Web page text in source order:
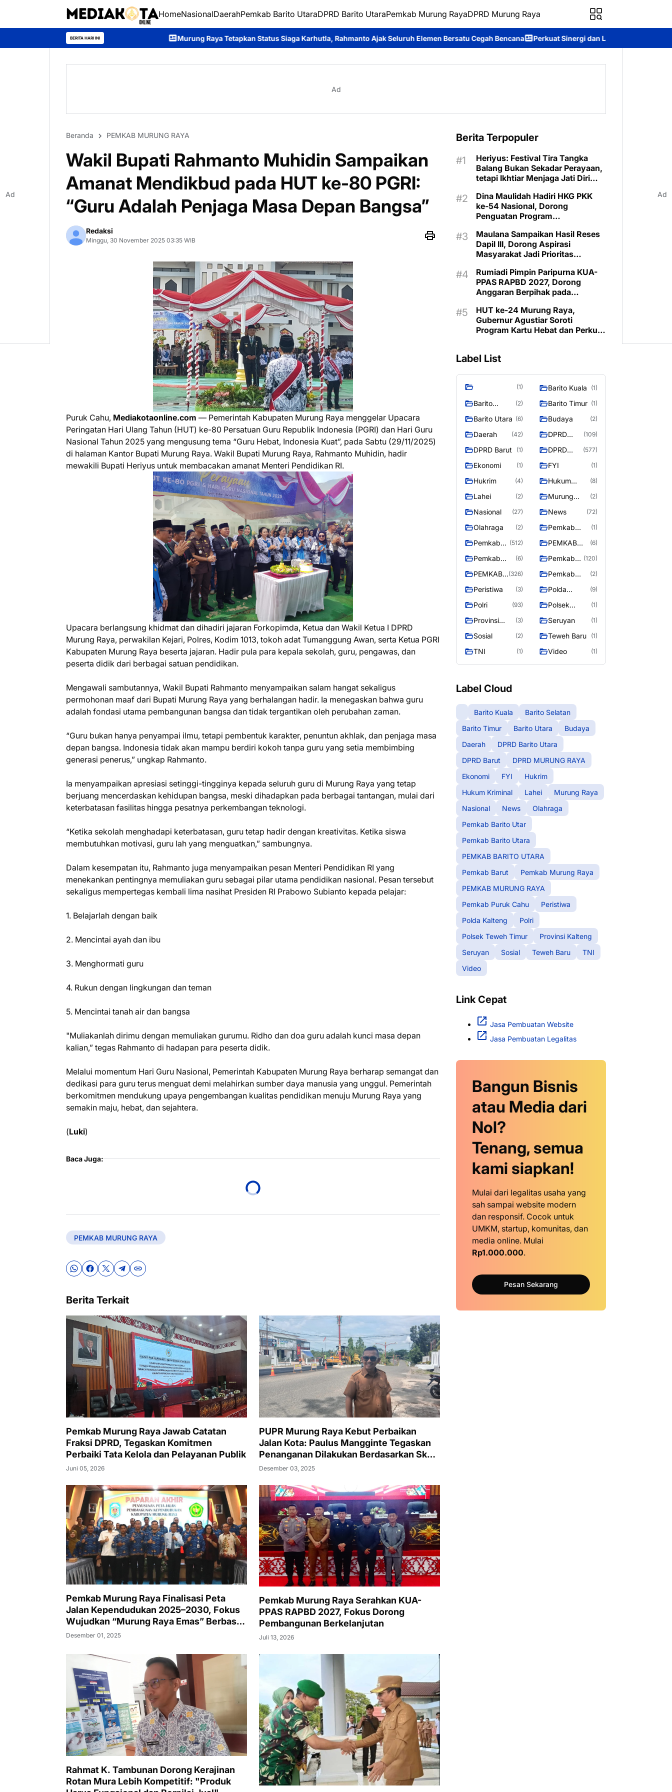
HomeNasionalDaerahPemkab Barito UtaraDPRD Barito UtaraPemkab Murung RayaDPRD Murung Raya
BERITA HARI INI
Murung Raya Tetapkan Status Siaga Karhutla, Rahmanto Ajak Seluruh Elemen Bersatu Cegah Bencana Perkuat Sinergi dan Layanan Digital, Kantah Murung Raya Hadiri
Ad
Beranda PEMKAB MURUNG RAYA
Wakil Bupati Rahmanto Muhidin Sampaikan
Amanat Mendikbud pada HUT ke-80 PGRI:
“Guru Adalah Penjaga Masa Depan Bangsa”
Redaksi
Minggu, 30 November 2025 03:35 WIB
Puruk Cahu, Mediakotaonline.com — Pemerintah Kabupaten Murung Raya menggelar Upacara
Peringatan Hari Ulang Tahun (HUT) ke-80 Persatuan Guru Republik Indonesia (PGRI) dan Hari Guru
Nasional Tahun 2025 yang mengusung tema “Guru Hebat, Indonesia Kuat”, pada Sabtu (29/11/2025)
di halaman Kantor Bupati Murung Raya. Wakil Bupati Murung Raya, Rahmanto Muhidin, hadir
mewakili Bupati Heriyus untuk membacakan amanat Menteri Pendidikan RI.
Upacara berlangsung khidmat dan dihadiri jajaran Forkopimda, Ketua dan Wakil Ketua I DPRD
Murung Raya, perwakilan Kejari, Polres, Kodim 1013, tokoh adat Tumanggung Awan, serta Ketua PGRI
Kabupaten Murung Raya beserta jajaran. Hadir pula para kepala sekolah, guru, pengawas, dan
peserta didik dari berbagai satuan pendidikan.
Mengawali sambutannya, Wakil Bupati Rahmanto menyampaikan salam hangat sekaligus
permohonan maaf dari Bupati Murung Raya yang berhalangan hadir. Ia menegaskan bahwa guru
adalah fondasi utama pembangunan bangsa dan tidak tergantikan oleh perubahan zaman.
“Guru bukan hanya penyampai ilmu, tetapi pembentuk karakter, penuntun akhlak, dan penjaga masa
depan bangsa. Indonesia tidak akan mampu berdiri kokoh tanpa guru yang setia membimbing
generasi penerus,” ungkap Rahmanto.
Ia menyampaikan apresiasi setinggi-tingginya kepada seluruh guru di Murung Raya yang tetap
berjuang mencerdaskan kehidupan bangsa, meski dihadapkan pada berbagai tantangan, mulai dari
keterbatasan fasilitas hingga pesatnya perkembangan teknologi.
“Ketika sekolah menghadapi keterbatasan, guru tetap hadir dengan kreativitas. Ketika siswa
membutuhkan motivasi, guru lah yang menguatkan,” sambungnya.
Dalam kesempatan itu, Rahmanto juga menyampaikan pesan Menteri Pendidikan RI yang
menekankan pentingnya memuliakan guru sebagai pilar utama pendidikan nasional. Pesan tersebut
sekaligus mempertegas kembali lima nasihat Presiden RI Prabowo Subianto kepada pelajar:
1. Belajarlah dengan baik
2. Mencintai ayah dan ibu
3. Menghormati guru
4. Rukun dengan lingkungan dan teman
5. Mencintai tanah air dan bangsa
"Muliakanlah dirimu dengan memuliakan gurumu. Ridho dan doa guru adalah kunci masa depan
kalian,” tegas Rahmanto di hadapan para peserta didik.
Melalui momentum Hari Guru Nasional, Pemerintah Kabupaten Murung Raya berharap semangat dan
dedikasi para guru terus menguat demi melahirkan sumber daya manusia yang unggul. Pemerintah
berkomitmen mendukung upaya pengembangan kualitas pendidikan menuju Murung Raya yang
semakin maju, hebat, dan sejahtera.
(Luki)
Baca Juga:
PEMKAB MURUNG RAYA
Berita Terkait
Pemkab Murung Raya Jawab Catatan
Fraksi DPRD, Tegaskan Komitmen
Perbaiki Tata Kelola dan Pelayanan Publik
Juni 05, 2026
PUPR Murung Raya Kebut Perbaikan
Jalan Kota: Paulus Mangginte Tegaskan
Penanganan Dilakukan Berdasarkan Skala
Prioritas
Desember 03, 2025
Pemkab Murung Raya Finalisasi Peta
Jalan Kependudukan 2025–2030, Fokus
Wujudkan “Murung Raya Emas” Berbasis
Data
Desember 01, 2025
Pemkab Murung Raya Serahkan KUA-
PPAS RAPBD 2027, Fokus Dorong
Pembangunan Berkelanjutan
Juli 13, 2026
Rahmat K. Tambunan Dorong Kerajinan
Rotan Mura Lebih Kompetitif: "Produk
Berita Terpopuler
Heriyus: Festival Tira Tangka
Balang Bukan Sekadar Perayaan,
tetapi Ikhtiar Menjaga Jati Diri
Dina Maulidah Hadiri HKG PKK
ke-54 Nasional, Dorong
Penguatan Program
Murung Raya
Maulana Sampaikan Hasil Reses
Dapil III, Dorong Aspirasi
Masyarakat Jadi Prioritas
Rumiadi Pimpin Paripurna KUA-
PPAS RAPBD 2027, Dorong
Anggaran Berpihak pada
HUT ke-24 Murung Raya,
Gubernur Agustiar Soroti
Program Kartu Hebat dan Perkuat
Label List
(1) Barito Kuala (1)
Barito
(2) Barito Timur (1)
Barito Utara (6) Budaya (2)
Daerah (42)
DPRD
Utara
(109)
DPRD Barut (1)
DPRD
RAYA
(577)
Ekonomi (1) FYI (1)
Hukrim (4)
Hukum
(8)
Lahei (2)
Murung
(2)
Nasional (27) News (72)
Olahraga (2)
Pemkab
(1)
Pemkab
Utara
(512)
PEMKAB
UTARA
(6)
Pemkab
(6)
Pemkab
Raya
(120)
PEMKAB
RAYA
(326)
Pemkab
(2)
Peristiwa (3)
Polda
(9)
Polri (93)
Polsek
(1)
Provinsi
(3) Seruyan (1)
Sosial (2) Teweh Baru (1)
TNI (1) Video (1)
Label Cloud
Barito Kuala
Barito Selatan
Barito Timur
Barito Utara
Budaya
Daerah
DPRD Barito Utara
DPRD Barut
DPRD MURUNG RAYA
Ekonomi
FYI
Hukrim
Hukum Kriminal
Lahei
Murung Raya
Nasional
News
Olahraga
Pemkab Barito Utar
Pemkab Barito Utara
PEMKAB BARITO UTARA
Pemkab Barut
Pemkab Murung Raya
PEMKAB MURUNG RAYA
Pemkab Puruk Cahu
Peristiwa
Polda Kalteng
Polri
Polsek Teweh Timur
Provinsi Kalteng
Seruyan
Sosial Teweh Baru
TNI
Video
Link Cepat
Jasa Pembuatan Website
Jasa Pembuatan Legalitas
Bangun Bisnis
atau Media dari
Nol?
Tenang, semua
kami siapkan!
Mulai dari legalitas usaha yang
sah sampai website modern
dan responsif. Cocok untuk
UMKM, startup, komunitas, dan
media online. Mulai
Rp1.000.000.
Pesan Sekarang
Ad Ad